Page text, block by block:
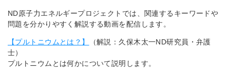
ND原子力エネルギープロジェクトでは、関連するキーワードや
問題を分かりやすく解説する動画を配信します。
【プルトニウムとは？】
（解説：久保木太一ND研究員・弁護
士）
プルトニウムとは何かについて説明します。